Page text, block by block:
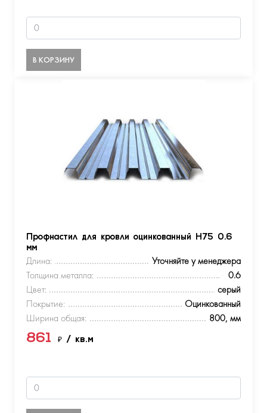
В КОРЗИНУ
Профнастил для кровли оцинкованный Н75 0.6
мм
Длина:
Уточняйте у менеджера
Толщина металла:
0.6
Цвет:
серый
Покрытие:
Оцинкованный
Ширина общая:
800, мм
861 ₽ / кв.м